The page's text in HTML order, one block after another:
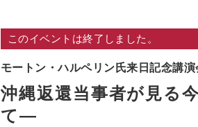
このイベントは終了しました。
モートン・ハルペリン氏来日記念講演
沖縄返還当事者が見る
て―